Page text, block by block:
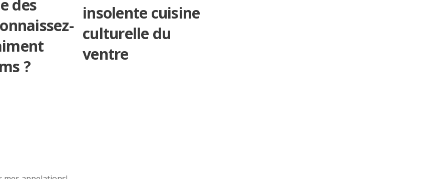
des
?
insolente cuisine
culturelle du
ventre